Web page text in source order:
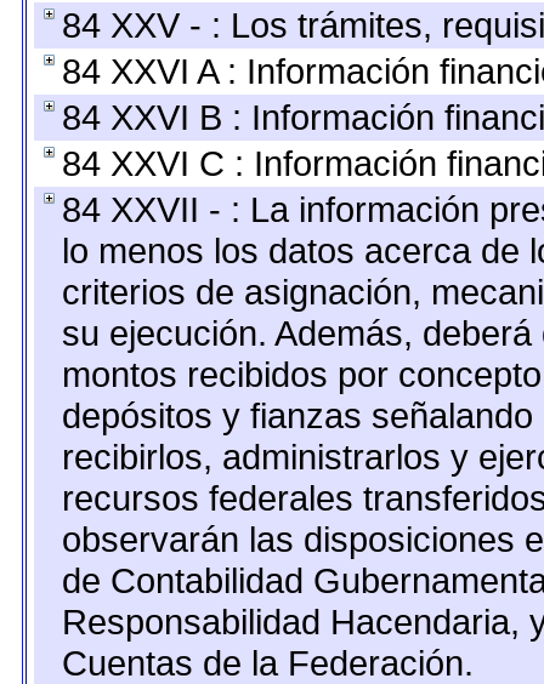
84 XXV - : Los trámites,
84 XXVI A : Información
84 XXVI B : Información
84 XXVI C : Información
84 XXVII - : La información
lo menos los datos acerca de
criterios de asignación,
su ejecución. Además,
montos recibidos por
depósitos y fianzas
recibirlos, administrarlos y
recursos federales
observarán las disposiciones
de Contabilidad
Responsabilidad Hacendaria,
Cuentas de la Federación.